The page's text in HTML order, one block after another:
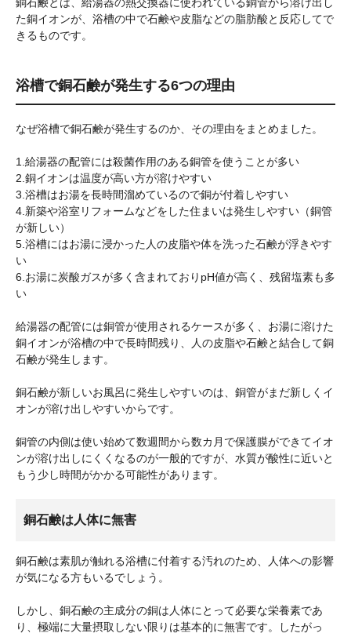
た銅イオンが、浴槽の中で石鹸や皮脂などの脂肪酸と反応してで
きるものです。
浴槽で銅石鹸が発生する6つの理由
なぜ浴槽で銅石鹸が発生するのか、その理由をまとめました。
1.給湯器の配管には殺菌作用のある銅管を使うことが多い
2.銅イオンは温度が高い方が溶けやすい
3.浴槽はお湯を長時間溜めているので銅が付着しやすい
4.新築や浴室リフォームなどをした住まいは発生しやすい（銅管
が新しい）
5.浴槽にはお湯に浸かった人の皮脂や体を洗った石鹸が浮きやす
い
6.お湯に炭酸ガスが多く含まれておりpH値が高く、残留塩素も多
い
給湯器の配管には銅管が使用されるケースが多く、お湯に溶けた
銅イオンが浴槽の中で長時間残り、人の皮脂や石鹸と結合して銅
石鹸が発生します。
銅石鹸が新しいお風呂に発生しやすいのは、銅管がまだ新しくイ
オンが溶け出しやすいからです。
銅管の内側は使い始めて数週間から数カ月で保護膜ができてイオ
ンが溶け出しにくくなるのが一般的ですが、水質が酸性に近いと
もう少し時間がかかる可能性があります。
銅石鹸は人体に無害
銅石鹸は素肌が触れる浴槽に付着する汚れのため、人体への影響
が気になる方もいるでしょう。
しかし、銅石鹸の主成分の銅は人体にとって必要な栄養素であ
り、極端に大量摂取しない限りは基本的に無害です。したがっ